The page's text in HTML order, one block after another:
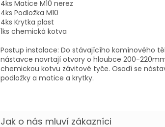
4ks Matice M10 nerez
4ks Podložka M10
4ks Krytka plast
1ks chemická kotva
Postup instalace: Do stávajícího komínového
nástavce navrtají otvory o hloubce 200-
chemickou kotvu závitové tyče. Osadí se
podložky a matice a krytky.